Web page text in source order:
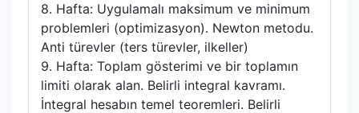
8. Hafta: Uygulamalı maksimum ve minimum
problemleri (optimizasyon). Newton metodu.
Anti türevler (ters türevler, ilkeller)
9. Hafta: Toplam gösterimi ve bir toplamın
limiti olarak alan. Belirli integral kavramı.
İntegral hesabın temel teoremleri. Belirli